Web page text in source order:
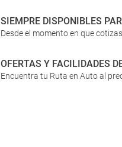
SIEMPRE DISPONIBLES
Desde el momento en que
OFERTAS Y FACILIDADES
Encuentra tu Ruta en Auto al